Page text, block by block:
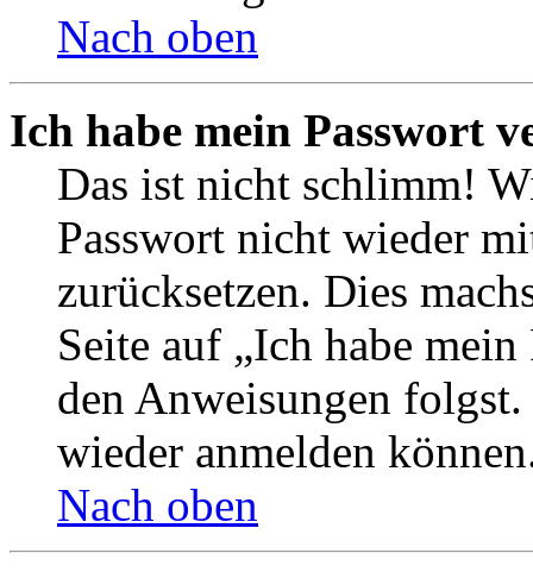
Nach oben
Ich habe mein Passwort
Das ist nicht schlimm!
Passwort nicht wieder
zurücksetzen. Dies
Seite auf „Ich habe
den Anweisungen
wieder anmelden
Nach oben